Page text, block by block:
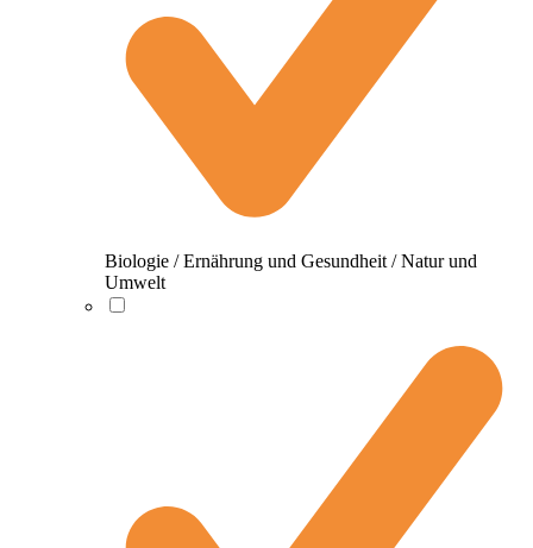
Biologie / Ernährung und Gesundheit / Natur und
Umwelt